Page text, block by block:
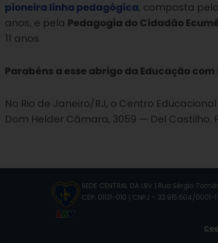
pioneira linha pedagógica, composta pela
anos, e pela Pedagogia do Cidadão
11 anos.
Parabéns a esse abrigo da Educação
No Rio de Janeiro/RJ, o Centro
Dom Helder Câmara, 3059 — Del Castilho.
SEDE CENTRAL DA LBV | Rua Sérgio
CEP: 01131-010 | CNPJ – 33.915.604/